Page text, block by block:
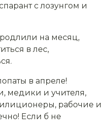
с лозунгом и
на месяц,
в лес,
в апреле!
медики и учителя,
рабочие и
Если б не